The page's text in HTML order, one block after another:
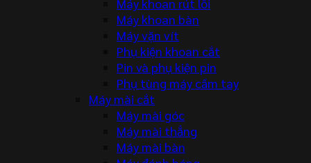
Máy khoan rút lõi
Máy khoan bàn
Máy vặn vít
Phụ kiện khoan cắt
Pin và phụ kiện pin
Phụ tùng máy cầm tay
Máy mài cắt
Máy mài góc
Máy mài thẳng
Máy mài bàn